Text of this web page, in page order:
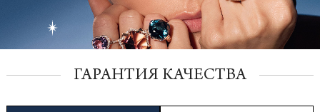
ГАРАНТИЯ КАЧЕСТВА